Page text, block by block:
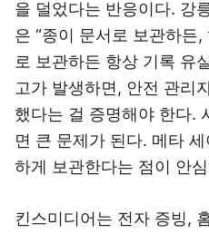
을 덜었다는 반응이다. 강
은 “종이 문서로 보관하든
로 보관하든 항상 기록 유
고가 발생하면, 안전 관리
했다는 걸 증명해야 한다.
면 큰 문제가 된다. 메타
하게 보관한다는 점이 안
킨스미디어는 전자 증빙,